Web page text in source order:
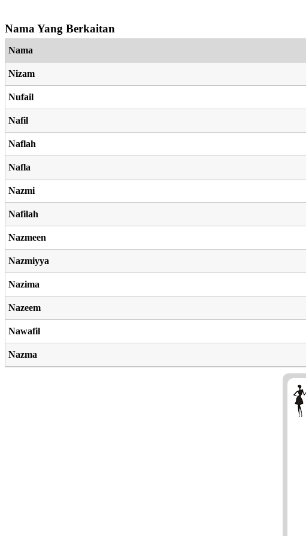
Nama Yang Berkaitan
Nama
Nizam
Nufail
Nafil
Naflah
Nafla
Nazmi
Nafilah
Nazmeen
Nazmiyya
Nazima
Nazeem
Nawafil
Nazma